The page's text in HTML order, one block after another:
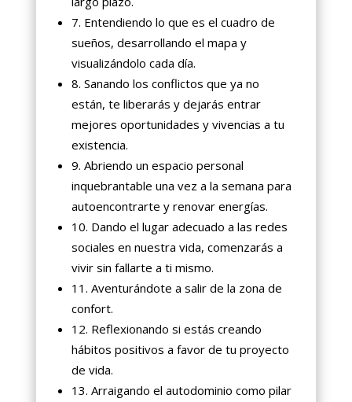
7. Entendiendo lo que es el cuadro de
sueños, desarrollando el mapa y
visualizándolo cada día.
8. Sanando los conflictos que ya no
están, te liberarás y dejarás entrar
mejores oportunidades y vivencias a tu
existencia.
9. Abriendo un espacio personal
inquebrantable una vez a la semana para
autoencontrarte y renovar energías.
10. Dando el lugar adecuado a las redes
sociales en nuestra vida, comenzarás a
vivir sin fallarte a ti mismo.
11. Aventurándote a salir de la zona de
confort.
12. Reflexionando si estás creando
hábitos positivos a favor de tu proyecto
de vida.
13. Arraigando el autodominio como pilar